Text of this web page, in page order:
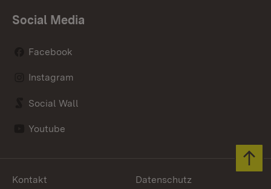
Social Media
Facebook
Instagram
Social Wall
Youtube
Kontakt
Datenschutz